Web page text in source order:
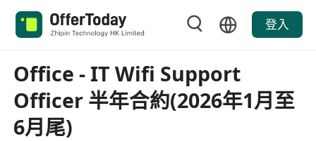
登入
Office - IT Wifi Support
Officer 半年合約(2026年1月至
6月尾)